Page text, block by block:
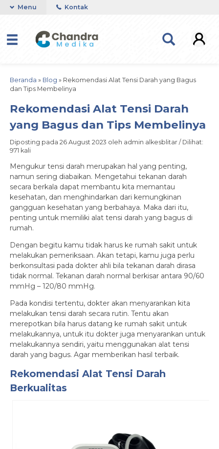
Menu Kontak
Beranda » Blog » Rekomendasi Alat Tensi Darah yang Bagus
dan Tips Membelinya
Rekomendasi Alat Tensi Darah
yang Bagus dan Tips Membelinya
Diposting pada 26 August 2023 oleh admin alkesblitar / Dilihat:
971 kali
Mengukur tensi darah merupakan hal yang penting,
namun sering diabaikan. Mengetahui tekanan darah
secara berkala dapat membantu kita memantau
kesehatan, dan menghindarkan dari kemungkinan
gangguan kesehatan yang berbahaya. Maka dari itu,
penting untuk memiliki alat tensi darah yang bagus di
rumah.
Dengan begitu kamu tidak harus ke rumah sakit untuk
melakukan pemeriksaan. Akan tetapi, kamu juga perlu
berkonsultasi pada dokter ahli bila tekanan darah dirasa
tidak normal. Tekanan darah normal berkisar antara 90/60
mmHg – 120/80 mmHg.
Pada kondisi tertentu, dokter akan menyarankan kita
melakukan tensi darah secara rutin. Tentu akan
merepotkan bila harus datang ke rumah sakit untuk
melakukannya, untuk itu dokter juga menyarankan untuk
melakukannya sendiri, yaitu menggunakan alat tensi
darah yang bagus. Agar memberikan hasil terbaik.
Rekomendasi Alat Tensi Darah
Berkualitas